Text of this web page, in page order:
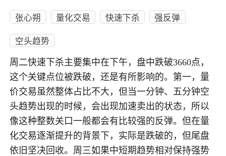
张心朔 量化交易 快速下杀
强反弹
空头趋势
周二快速下杀主要集中在下午，盘中跌破3660点，
这个关键点位被跌破，还是有所影响的。第一，量
价交易虽然整体占比不大，但当一分钟、五分钟空
头趋势出现的时候，会出现加速卖出的状态，所以
像这种整数关口一般都会有比较强的反弹。但在量
化交易逐渐提升的背景下，实际是跌破的，但尾盘
依旧坚决回收。周三如果中短期趋势相对保持强势